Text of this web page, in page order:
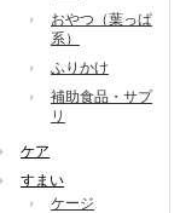
おやつ（葉っぱ
系）
ふりかけ
補助食品・サプ
リ
ケア
すまい
ケージ